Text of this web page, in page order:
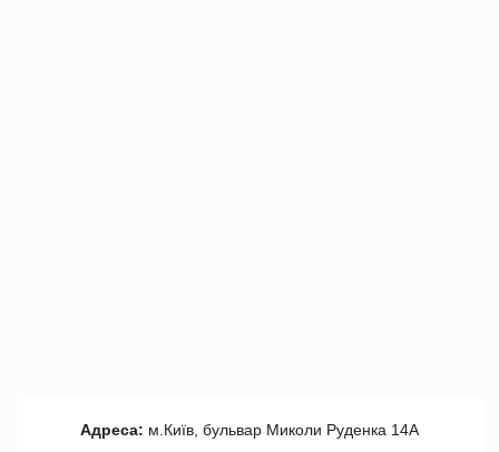
Адреса: м.Київ, бульвар Миколи Руденка 14А